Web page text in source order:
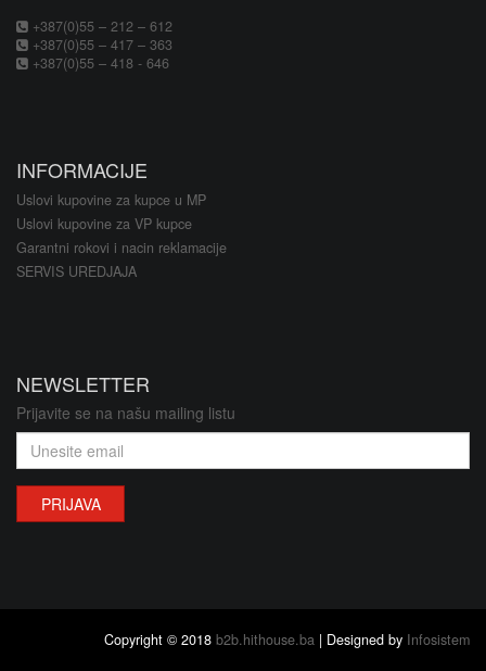
+387(0)55 – 212 – 612
+387(0)55 – 417 – 363
+387(0)55 – 418 - 646
INFORMACIJE
Uslovi kupovine za kupce u MP
Uslovi kupovine za VP kupce
Garantni rokovi i nacin reklamacije
SERVIS UREDJAJA
NEWSLETTER
Prijavite se na našu mailing listu
PRIJAVA
Copyright © 2018 b2b.hithouse.ba | Designed by Infosistem